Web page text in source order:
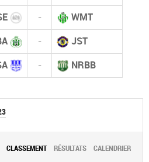
- WMT
- JST
- NRBB
CLASSEMENT RÉSULTATS CALENDRIER